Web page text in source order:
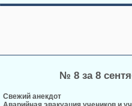
№ 8 за 8
Свежий анекдот